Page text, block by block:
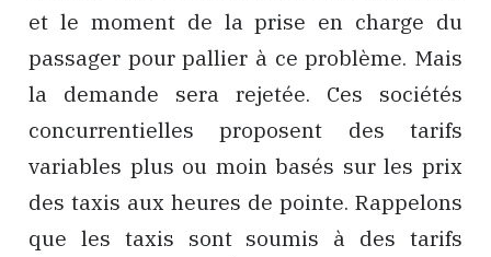
et le moment de la prise en charge du
passager pour pallier à ce problème. Mais
la demande sera rejetée. Ces sociétés
concurrentielles proposent des tarifs
variables plus ou moin basés sur les prix
des taxis aux heures de pointe. Rappelons
que les taxis sont soumis à des tarifs